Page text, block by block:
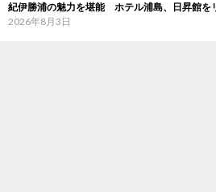
紀伊勝浦の魅力を堪能 ホテル浦島、日昇館を
2026年8月3日